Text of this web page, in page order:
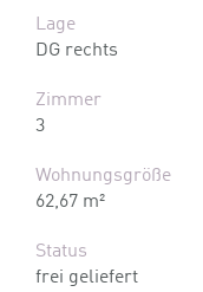
Lage
DG rechts
Zimmer
3
Wohnungsgröße
62,67 m²
Status
frei geliefert